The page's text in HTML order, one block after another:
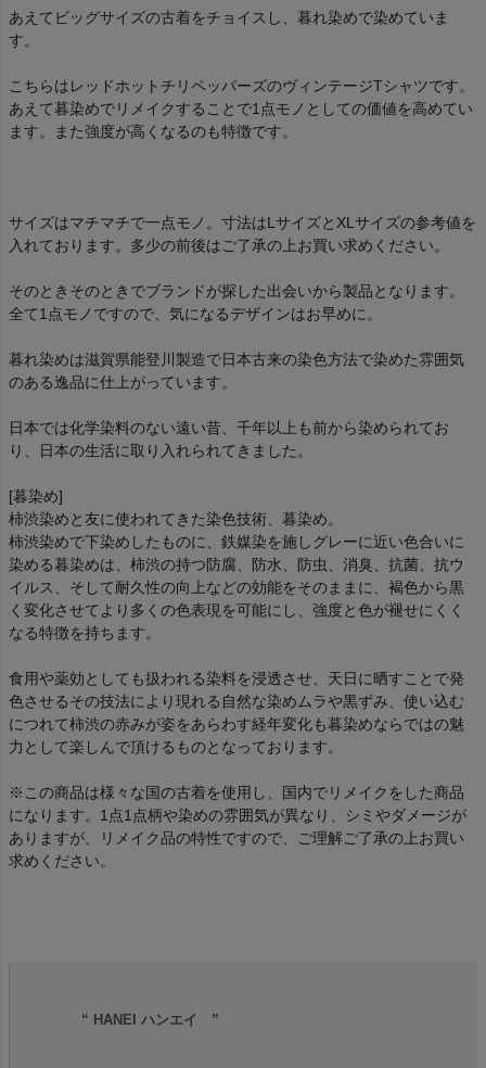
あえてビッグサイズの古着をチョイスし、暮れ染めで染めていま
す。
こちらはレッドホットチリペッパーズのヴィンテージTシャツです。
あえて暮染めでリメイクすることで1点モノとしての価値を高めてい
ます。また強度が高くなるのも特徴です。
サイズはマチマチで一点モノ。寸法はLサイズとXLサイズの参考値を
入れております。多少の前後はご了承の上お買い求めください。
そのときそのときでブランドが探した出会いから製品となります。
全て1点モノですので、気になるデザインはお早めに。
暮れ染めは滋賀県能登川製造で日本古来の染色方法で染めた雰囲気
のある逸品に仕上がっています。
日本では化学染料のない遠い昔、千年以上も前から染められてお
り、日本の生活に取り入れられてきました。
[暮染め]
柿渋染めと友に使われてきた染色技術、暮染め。
柿渋染めで下染めしたものに、鉄媒染を施しグレーに近い色合いに
染める暮染めは、柿渋の持つ防腐、防⽔、防⾍、消臭、抗菌、抗ウ
イルス、そして耐久性の向上などの効能をそのままに、褐色から黒
く変化させてより多くの色表現を可能にし、強度と色が褪せにくく
なる特徴を持ちます。
食用や薬効としても扱われる染料を浸透させ、天日に晒すことで発
色させるその技法により現れる自然な染めムラや黒ずみ、使い込む
につれて柿渋の赤みが姿をあらわす経年変化も暮染めならではの魅
力として楽しんで頂けるものとなっております。
※この商品は様々な国の古着を使用し、国内でリメイクをした商品
になります。1点1点柄や染めの雰囲気が異なり、シミやダメージが
ありますが、リメイク品の特性ですので、ご理解ご了承の上お買い
求めください。
“ HANEI ハンエイ ”